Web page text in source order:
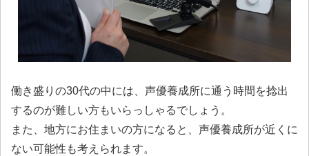
働き盛りの30代の中には、声優養成所に通う時間を捻出
するのが難しい方もいらっしゃるでしょう。
また、地方にお住まいの方になると、声優養成所が近くに
ない可能性も考えられます。